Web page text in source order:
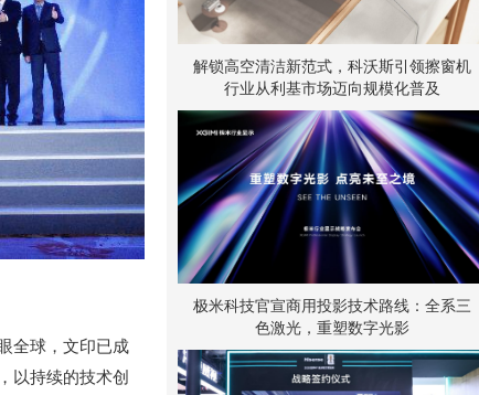
全球，文印已成
以持续的技术创
解锁高空清洁新范式，科沃斯引领擦窗机
行业从利基市场迈向规模化普及
极米科技官宣商用投影技术路线：全系三
色激光，重塑数字光影